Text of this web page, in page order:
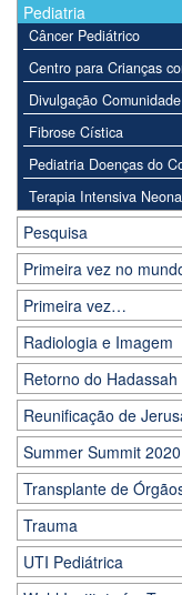
Pediatria
Câncer Pediátrico
Centro para Crianças
Divulgação
Fibrose Cística
Pediatria Doenças do
Terapia Intensiva
Pesquisa
Primeira vez no
Primeira vez…
Radiologia e Imagem
Retorno do
Reunificação de
Summer Summit 2020
Transplante de
Trauma
UTI Pediátrica